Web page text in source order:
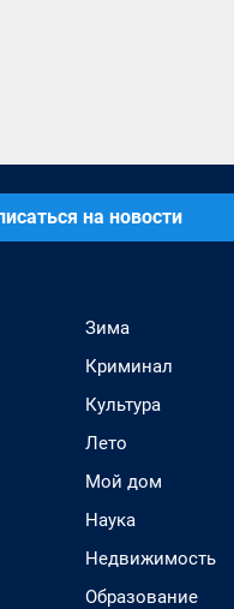
на новости
Зима
Криминал
Культура
Лето
Мой дом
Наука
Недвижимость
Образование